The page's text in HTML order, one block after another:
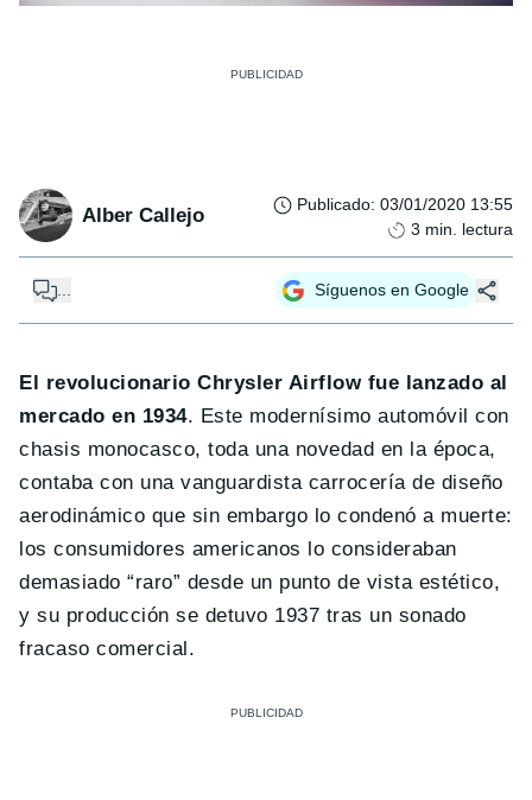
Alber Callejo Publicado: 03/01/2020 13:55
3 min. lectura
... Síguenos en Google
El revolucionario Chrysler Airflow fue lanzado al
mercado en 1934. Este modernísimo automóvil con
chasis monocasco, toda una novedad en la época,
contaba con una vanguardista carrocería de diseño
aerodinámico que sin embargo lo condenó a muerte:
los consumidores americanos lo consideraban
demasiado “raro” desde un punto de vista estético,
y su producción se detuvo 1937 tras un sonado
fracaso comercial.